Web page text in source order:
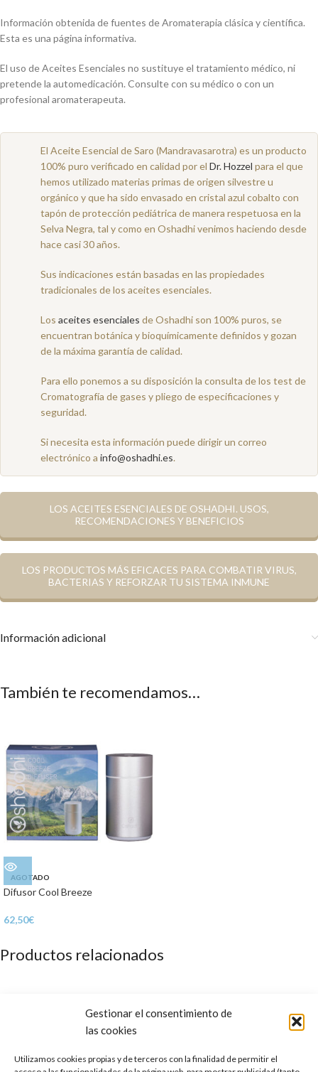
Gestionar el consentimiento de
las cookies
Utilizamos cookies propias y de terceros con la finalidad de permitir el
Información obtenida de fuentes de Aromaterapia clásica y científica.
Esta es una página informativa.
El uso de Aceites Esenciales no sustituye el tratamiento médico, ni
pretende la automedicación. Consulte con su médico o con un
profesional aromaterapeuta.
El Aceite Esencial de Saro (Mandravasarotra) es un producto
100% puro verificado en calidad por el Dr. Hozzel para el que
hemos utilizado materias primas de origen silvestre u
orgánico y que ha sido envasado en cristal azul cobalto con
tapón de protección pediátrica de manera respetuosa en la
Selva Negra, tal y como en Oshadhi venimos haciendo desde
hace casi 30 años.
Sus indicaciones están basadas en las propiedades
tradicionales de los aceites esenciales.
Los aceites esenciales de Oshadhi son 100% puros, se
encuentran botánica y bioquímicamente definidos y gozan
de la máxima garantía de calidad.
Para ello ponemos a su disposición la consulta de los test de
Cromatografía de gases y pliego de especificaciones y
seguridad.
Si necesita esta información puede dirigir un correo
electrónico a info@oshadhi.es.
LOS ACEITES ESENCIALES DE OSHADHI. USOS,
RECOMENDACIONES Y BENEFICIOS
LOS PRODUCTOS MÁS EFICACES PARA COMBATIR VIRUS,
BACTERIAS Y REFORZAR TU SISTEMA INMUNE
Información adicional
También te recomendamos…
AGOTADO
Difusor Cool Breeze
62,50€
Productos relacionados